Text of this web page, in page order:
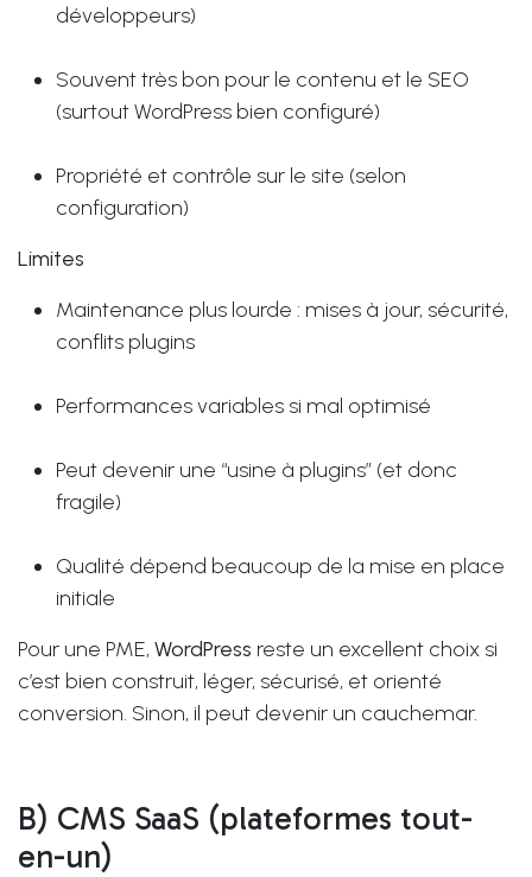
développeurs)
Souvent très bon pour le contenu et le SEO
(surtout WordPress bien configuré)
Propriété et contrôle sur le site (selon
configuration)
Limites
Maintenance plus lourde : mises à jour, sécurité,
conflits plugins
Performances variables si mal optimisé
Peut devenir une “usine à plugins” (et donc
fragile)
Qualité dépend beaucoup de la mise en place
initiale
Pour une PME,WordPress reste un excellent choix si
c’est bien construit, léger, sécurisé, et orienté
conversion. Sinon, il peut devenir un cauchemar.
B) CMS SaaS (plateformes tout-
en-un)